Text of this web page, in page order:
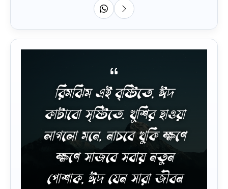
রিমঝিম এই বৃষ্টিতে, ঈদ
কাটাবো সৃষ্টিতে. খুশির হাওয়া
লাগলো মনে, নাচবে খুকি ক্ষণে
ক্ষণে সাজবে সবায় নতুন
পোশাক, ঈদ যেন সারা জীবন